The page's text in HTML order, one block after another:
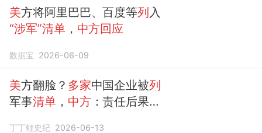
美方将阿里巴巴、百度等列 入
“涉军”清单， 中方回应
数据宝 2026-06-09
美方翻脸？ 多家中国企业被列
军事清单， 中方：责任后果由
丁丁鲤史纪 2026-06-13